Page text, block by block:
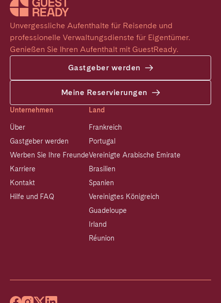
Unvergessliche Aufenthalte für Reisende und
professionelle Verwaltungsdienste für Eigentümer.
Genießen Sie Ihren Aufenthalt mit GuestReady.
Gastgeber werden
Meine Reservierungen
Unternehmen
Über
Gastgeber werden
Werben Sie Ihre Freunde
Karriere
Kontakt
Hilfe und FAQ
Land
Frankreich
Portugal
Vereinigte Arabische Emirate
Brasilien
Spanien
Vereinigtes Königreich
Guadeloupe
Irland
Réunion